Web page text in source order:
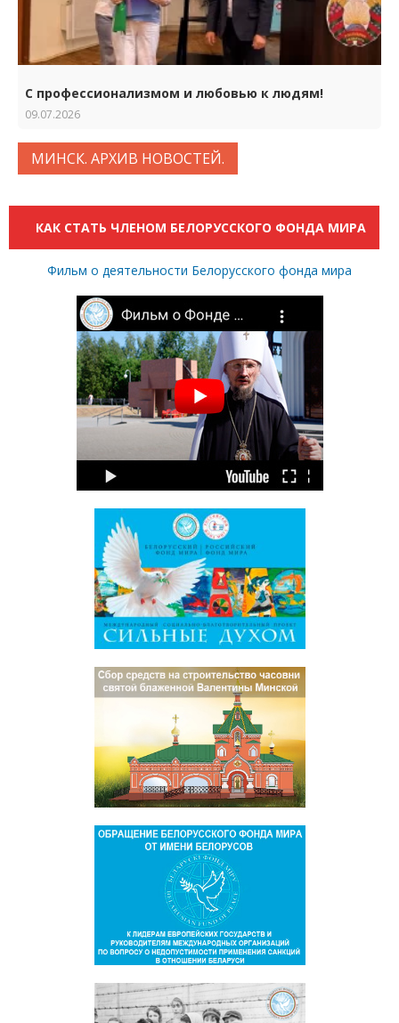
С профессионализмом и любовью к людям!
09.07.2026
МИНСК. АРХИВ НОВОСТЕЙ.
КАК СТАТЬ ЧЛЕНОМ БЕЛОРУССКОГО ФОНДА МИРА
Фильм о деятельности Белорусского фонда мира